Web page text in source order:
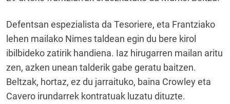
Defentsan espezialista da Tesoriere, eta Frantziako
lehen mailako Nimes taldean egin du bere kirol
ibilbideko zatirik handiena. Iaz hirugarren mailan aritu
zen, azken unean talderik gabe geratu baitzen.
Beltzak, hortaz, ez du jarraituko, baina Crowley eta
Cavero irundarrek kontratuak luzatu dituzte.